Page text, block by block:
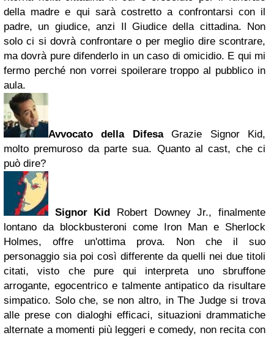
della madre e qui sarà costretto a confrontarsi con il
padre, un giudice, anzi Il Giudice della cittadina. Non
solo ci si dovrà confrontare o per meglio dire scontrare,
ma dovrà pure difenderlo in un caso di omicidio. E qui mi
fermo perché non vorrei spoilerare troppo al pubblico in
aula.
Avvocato della DifesaGrazie Signor Kid,
molto premuroso da parte sua. Quanto al cast, che ci
può dire?
Signor Kid
Robert Downey Jr., finalmente
lontano da blockbusteroni come Iron Man e Sherlock
Holmes, offre un'ottima prova. Non che il suo
personaggio sia poi così differente da quelli nei due titoli
citati, visto che pure qui interpreta uno sbruffone
arrogante, egocentrico e talmente antipatico da risultare
simpatico. Solo che, se non altro, in The Judge si trova
alle prese con dialoghi efficaci, situazioni drammatiche
alternate a momenti più leggeri e comedy, non recita con